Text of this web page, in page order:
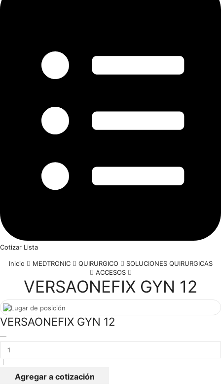
Cotizar Lista
Inicio MEDTRONIC QUIRURGICO
SOLUCIONES QUIRURGICAS
ACCESOS
VERSAONEFIX GYN 12
VERSAONEFIX GYN 12
GYN
12
Agregar a cotización